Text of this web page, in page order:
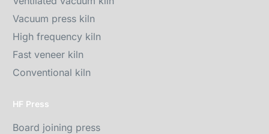
Vacuum press kiln
High frequency kiln
Fast veneer kiln
Conventional kiln
HF Press
Board joining press